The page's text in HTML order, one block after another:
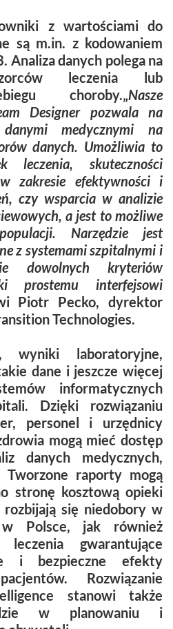
z wartościamido
są m.in. z kodowaniem
Analiza danych polega na
leczenia lub
choroby.„Nasze
Designer pozwala na
medycznymi na
danych. Umożliwia to
leczenia, skuteczności
zakresie efektywności i
czy wsparcia w analizie
a jest to możliwe
Narzędzie jest
z systemami szpitalnymi i
dowolnych kryteriów
prostemu interfejsowi
Piotr Pecko, dyrektor
Technologies.
wyniki laboratoryjne,
dane i jeszcze więcej
informatycznych
Dzięki rozwiązaniu
personel i urzędnicy
mogą mieć dostęp
danych medycznych,
raporty mogą
stronę kosztową opieki
się niedobory w
Polsce, jak również
gwarantujące
i bezpieczne efekty
Rozwiązanie
stanowi także
w planowaniu i